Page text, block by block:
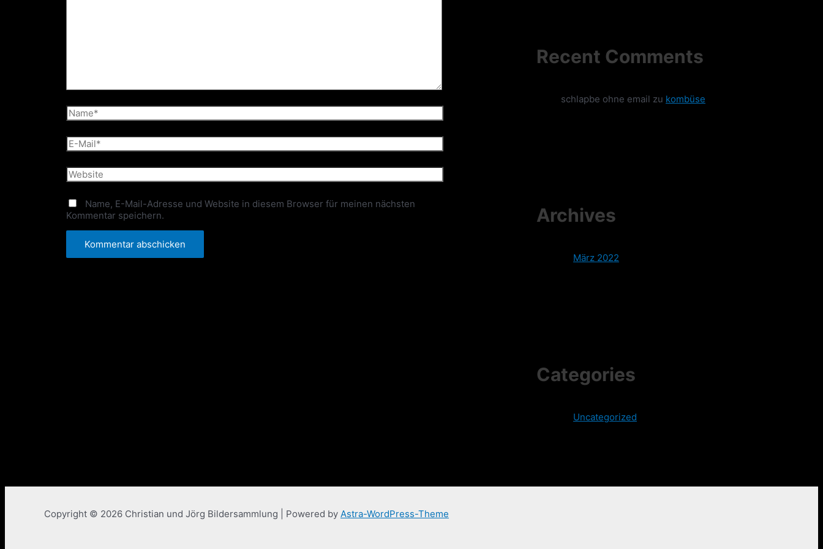
Name*
E-
Mail*
Website
Name, E-Mail-Adresse und Website in diesem Browser für meinen nächsten
Kommentar speichern.
Recent Comments
schlapbe ohne email zu kombüse
Archives
März 2022
Categories
Uncategorized
Copyright © 2026 Christian und Jörg Bildersammlung | Powered by Astra-WordPress-Theme